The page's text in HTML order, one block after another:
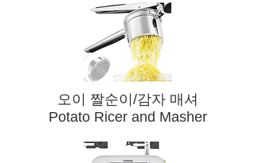
​오이 짤순이/감자 매셔
Potato Ricer and Masher